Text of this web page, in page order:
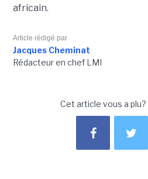
africain.
Article rédigé par
Jacques Cheminat
Rédacteur en chef LMI
Cet article vous a plu?